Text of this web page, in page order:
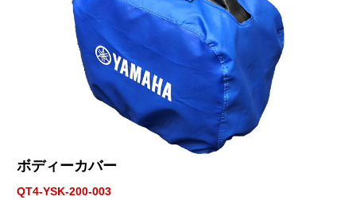
ボディーカバー
QT4-YSK-200-003